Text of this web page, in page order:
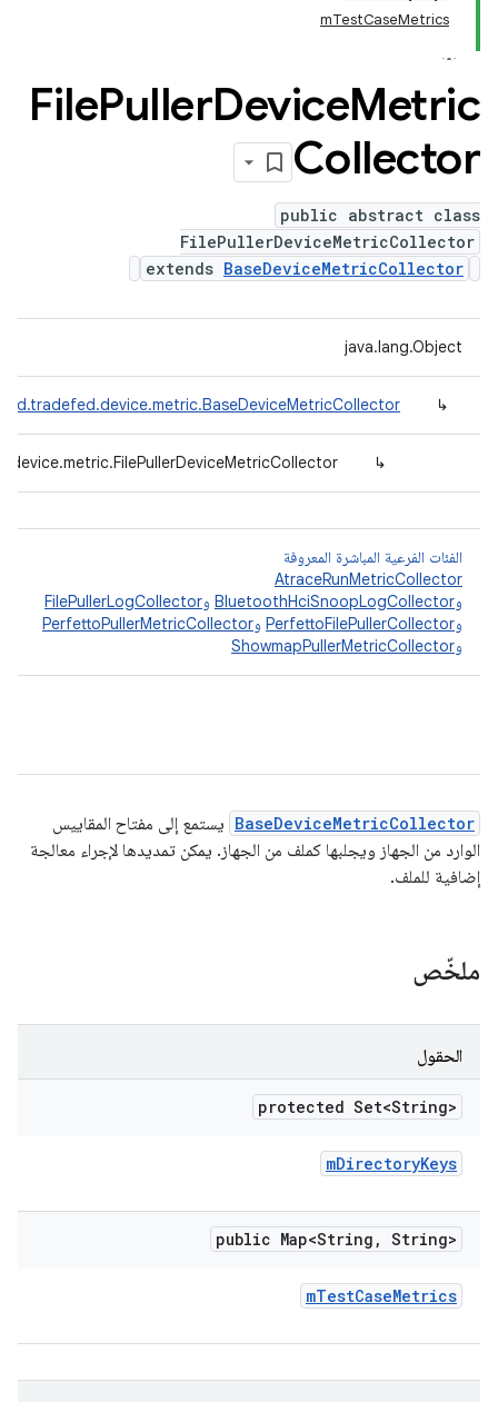
mTestCaseMetrics
FilePullerDeviceMetric
Collector
public abstract class
FilePullerDeviceMetricCollector
extends BaseDeviceMetricCollector
java.lang.Object
↳
↳
الفئات الفرعية المباشرة المعروفة
AtraceRunMetricCollector
وBluetoothHciSnoopLogCollector وFilePullerLogCollector
وPerfettoFilePullerCollector وPerfettoPullerMetricCollector
وShowmapPullerMetricCollector
BaseDeviceMetricCollector يستمع إلى مفتاح المقاييس
الوارد من الجهاز ويجلبها كملف من الجهاز. يمكن تمديدها لإجراء معالجة
إضافية للملف.
ملخّص
الحقول
protected Set<String>
mDirectoryKeys
public Map<String , String>
mTestCaseMetrics